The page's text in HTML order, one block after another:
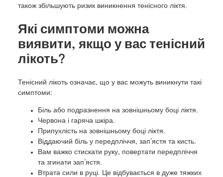
також збільшують ризик виникнення тенісного ліктя.
Які симптоми можна
виявити, якщо у вас тенісний
лікоть?
Тенісний лікоть означає, що у вас можуть виникнути такі
симптоми:
Біль або подразнення на зовнішньому боці ліктя.
Червона і гаряча шкіра.
Припухлість на зовнішньому боці ліктя.
Віддаючий біль у передпліччя, зап’ястя та кисть.
Вам важко стискати руку, повертати передпліччя
та згинати зап’ястя.
Втрата сили в руці. Це відбувається в дуже тяжких